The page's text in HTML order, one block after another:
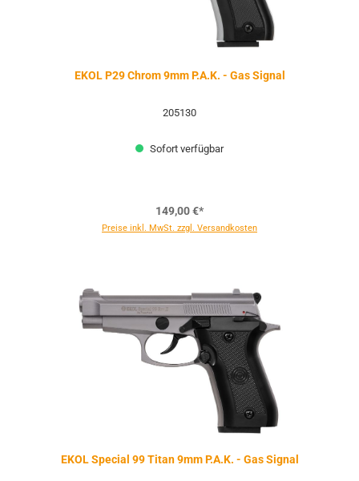
EKOL P29 Chrom 9mm P.A.K. - Gas Signal
205130
Sofort verfügbar
149,00 €*
Preise inkl. MwSt. zzgl. Versandkosten
EKOL Special 99 Titan 9mm P.A.K. - Gas Signal